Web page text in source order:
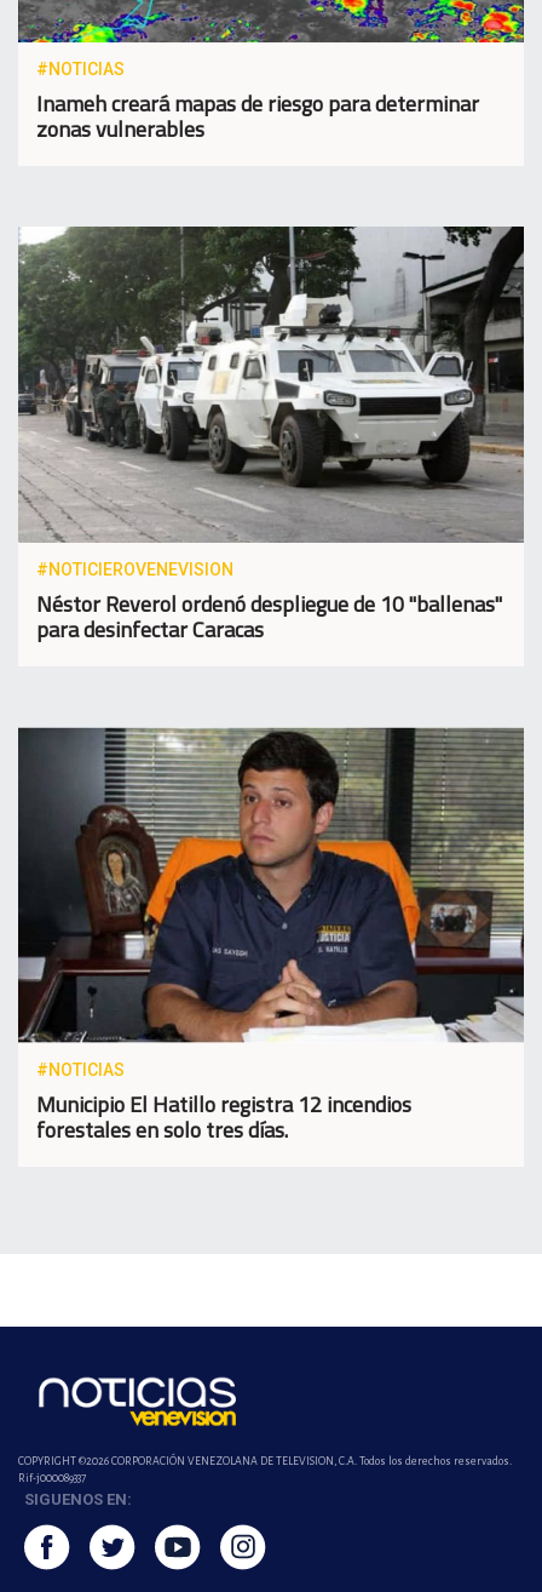
#NOTICIAS
Inameh creará mapas de riesgo para determinar
zonas vulnerables
#NOTICIEROVENEVISION
Néstor Reverol ordenó despliegue de 10 "ballenas"
para desinfectar Caracas
#NOTICIAS
Municipio El Hatillo registra 12 incendios
forestales en solo tres días.
COPYRIGHT ©2026 CORPORACIÓN VENEZOLANA DE TELEVISION, C.A. Todos los derechos reservados.
Rif-j000089337
SIGUENOS EN: